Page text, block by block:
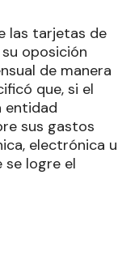
las tarjetas de
oposición
de manera
que, si el
entidad
sus gastos
electrónica u
se logre el